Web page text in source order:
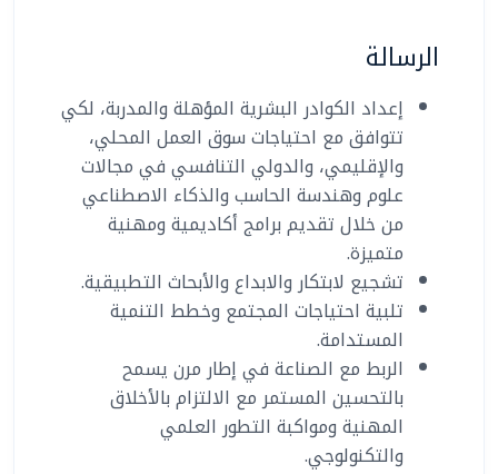
الرسالة
إعداد الكوادر البشرية المؤهلة والمدربة، لكي
تتوافق مع احتياجات سوق العمل المحلي،
والإقليمي، والدولي التنافسي في مجالات
علوم وهندسة الحاسب والذكاء الاصطناعي
من خلال تقديم برامج أكاديمية ومهنية
متميزة.
تشجيع لابتكار والابداع والأبحاث التطبيقية.
تلبية احتياجات المجتمع وخطط التنمية
المستدامة.
الربط مع الصناعة في إطار مرن يسمح
بالتحسين المستمر مع الالتزام بالأخلاق
المهنية ومواكبة التطور العلمي
والتكنولوجي.